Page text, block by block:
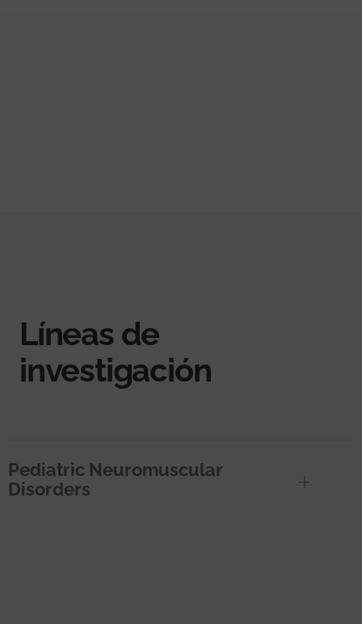
Líneas de
investigación
Pediatric Neuromuscular
Disorders